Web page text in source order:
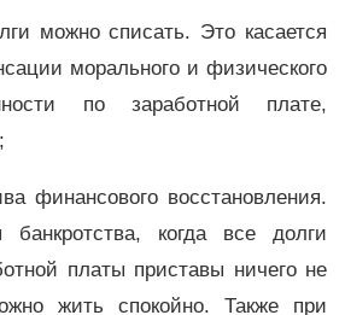
можно списать. Это касается
морального и физического
по заработной плате,
финансового восстановления.
когда все долги
платы приставы ничего не
жить спокойно. Также при